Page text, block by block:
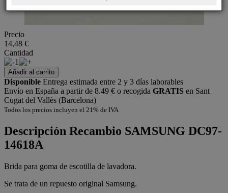
Precio
14,48 €
Cantidad
1
Añadir al carrito
Disponible Entrega estimada entre 2 y 3 días laborables
Envío en España a partir de 8.49 € o recogida GRATIS en Sant
Cugat del Vallès (Barcelona)
Todos los precios incluyen el 21% de IVA
Descripción Recambio SAMSUNG DC97-
14618A
Brida para goma de escotilla de lavadora.
Se trata de un repuesto original Samsung.